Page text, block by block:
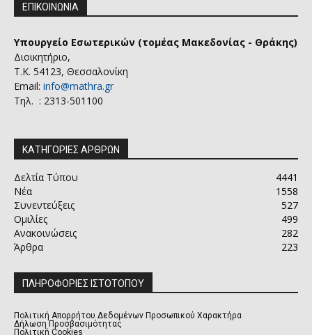
ΕΠΙΚΟΙΝΩΝΙΑ
Υπουργείο Εσωτερικών (τομέας Μακεδονίας - Θράκης)
Διοικητήριο,
Τ.Κ. 54123, Θεσσαλονίκη
Email: info@mathra.gr
Τηλ. : 2313-501100
ΚΑΤΗΓΟΡΙΕΣ ΑΡΘΡΩΝ
Δελτία Τύπου
4441
Νέα
1558
Συνεντεύξεις
527
Ομιλίες
499
Ανακοινώσεις
282
Άρθρα
223
ΠΛΗΡΟΦΟΡΙΕΣ ΙΣΤΟΤΟΠΟΥ
Πολιτική Απορρήτου Δεδομένων Προσωπικού Χαρακτήρα
Δήλωση Προσβασιμότητας
Πολιτική Cookies